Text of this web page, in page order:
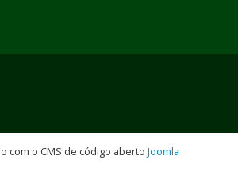
com o CMS de código aberto Joomla